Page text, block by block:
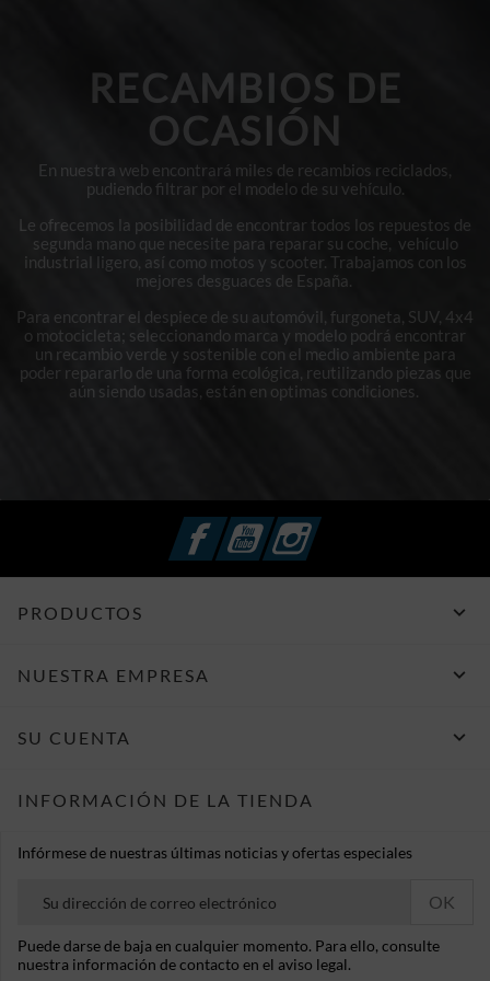
RECAMBIOS DE
OCASIÓN
En nuestra web encontrará miles de recambios reciclados,
pudiendo filtrar por el modelo de su vehículo.
Le ofrecemos la posibilidad de encontrar todos los repuestos de
segunda mano que necesite para reparar su coche, vehículo
industrial ligero, así como motos y scooter. Trabajamos con los
mejores desguaces de España.
Para encontrar el despiece de su automóvil, furgoneta, SUV, 4x4
o motocicleta; seleccionando marca y modelo podrá encontrar
un recambio verde y sostenible con el medio ambiente para
poder repararlo de una forma ecológica, reutilizando piezas que
aún siendo usadas, están en optimas condiciones.
FacebookYouTubeInstagram
PRODUCTOS 
NUESTRA EMPRESA 
SU CUENTA 
INFORMACIÓN DE LA TIENDA
Infórmese de nuestras últimas noticias y ofertas especiales
Puede darse de baja en cualquier momento. Para ello, consulte
nuestra información de contacto en el aviso legal.